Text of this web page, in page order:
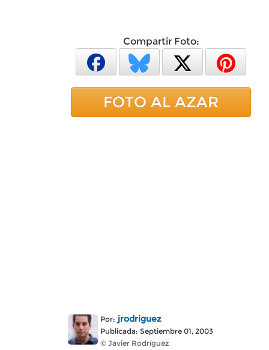
Compartir Foto:
FOTO AL AZAR
Por: jrodriguez
Publicada: Septiembre 01, 2003
© Javier Rodríguez